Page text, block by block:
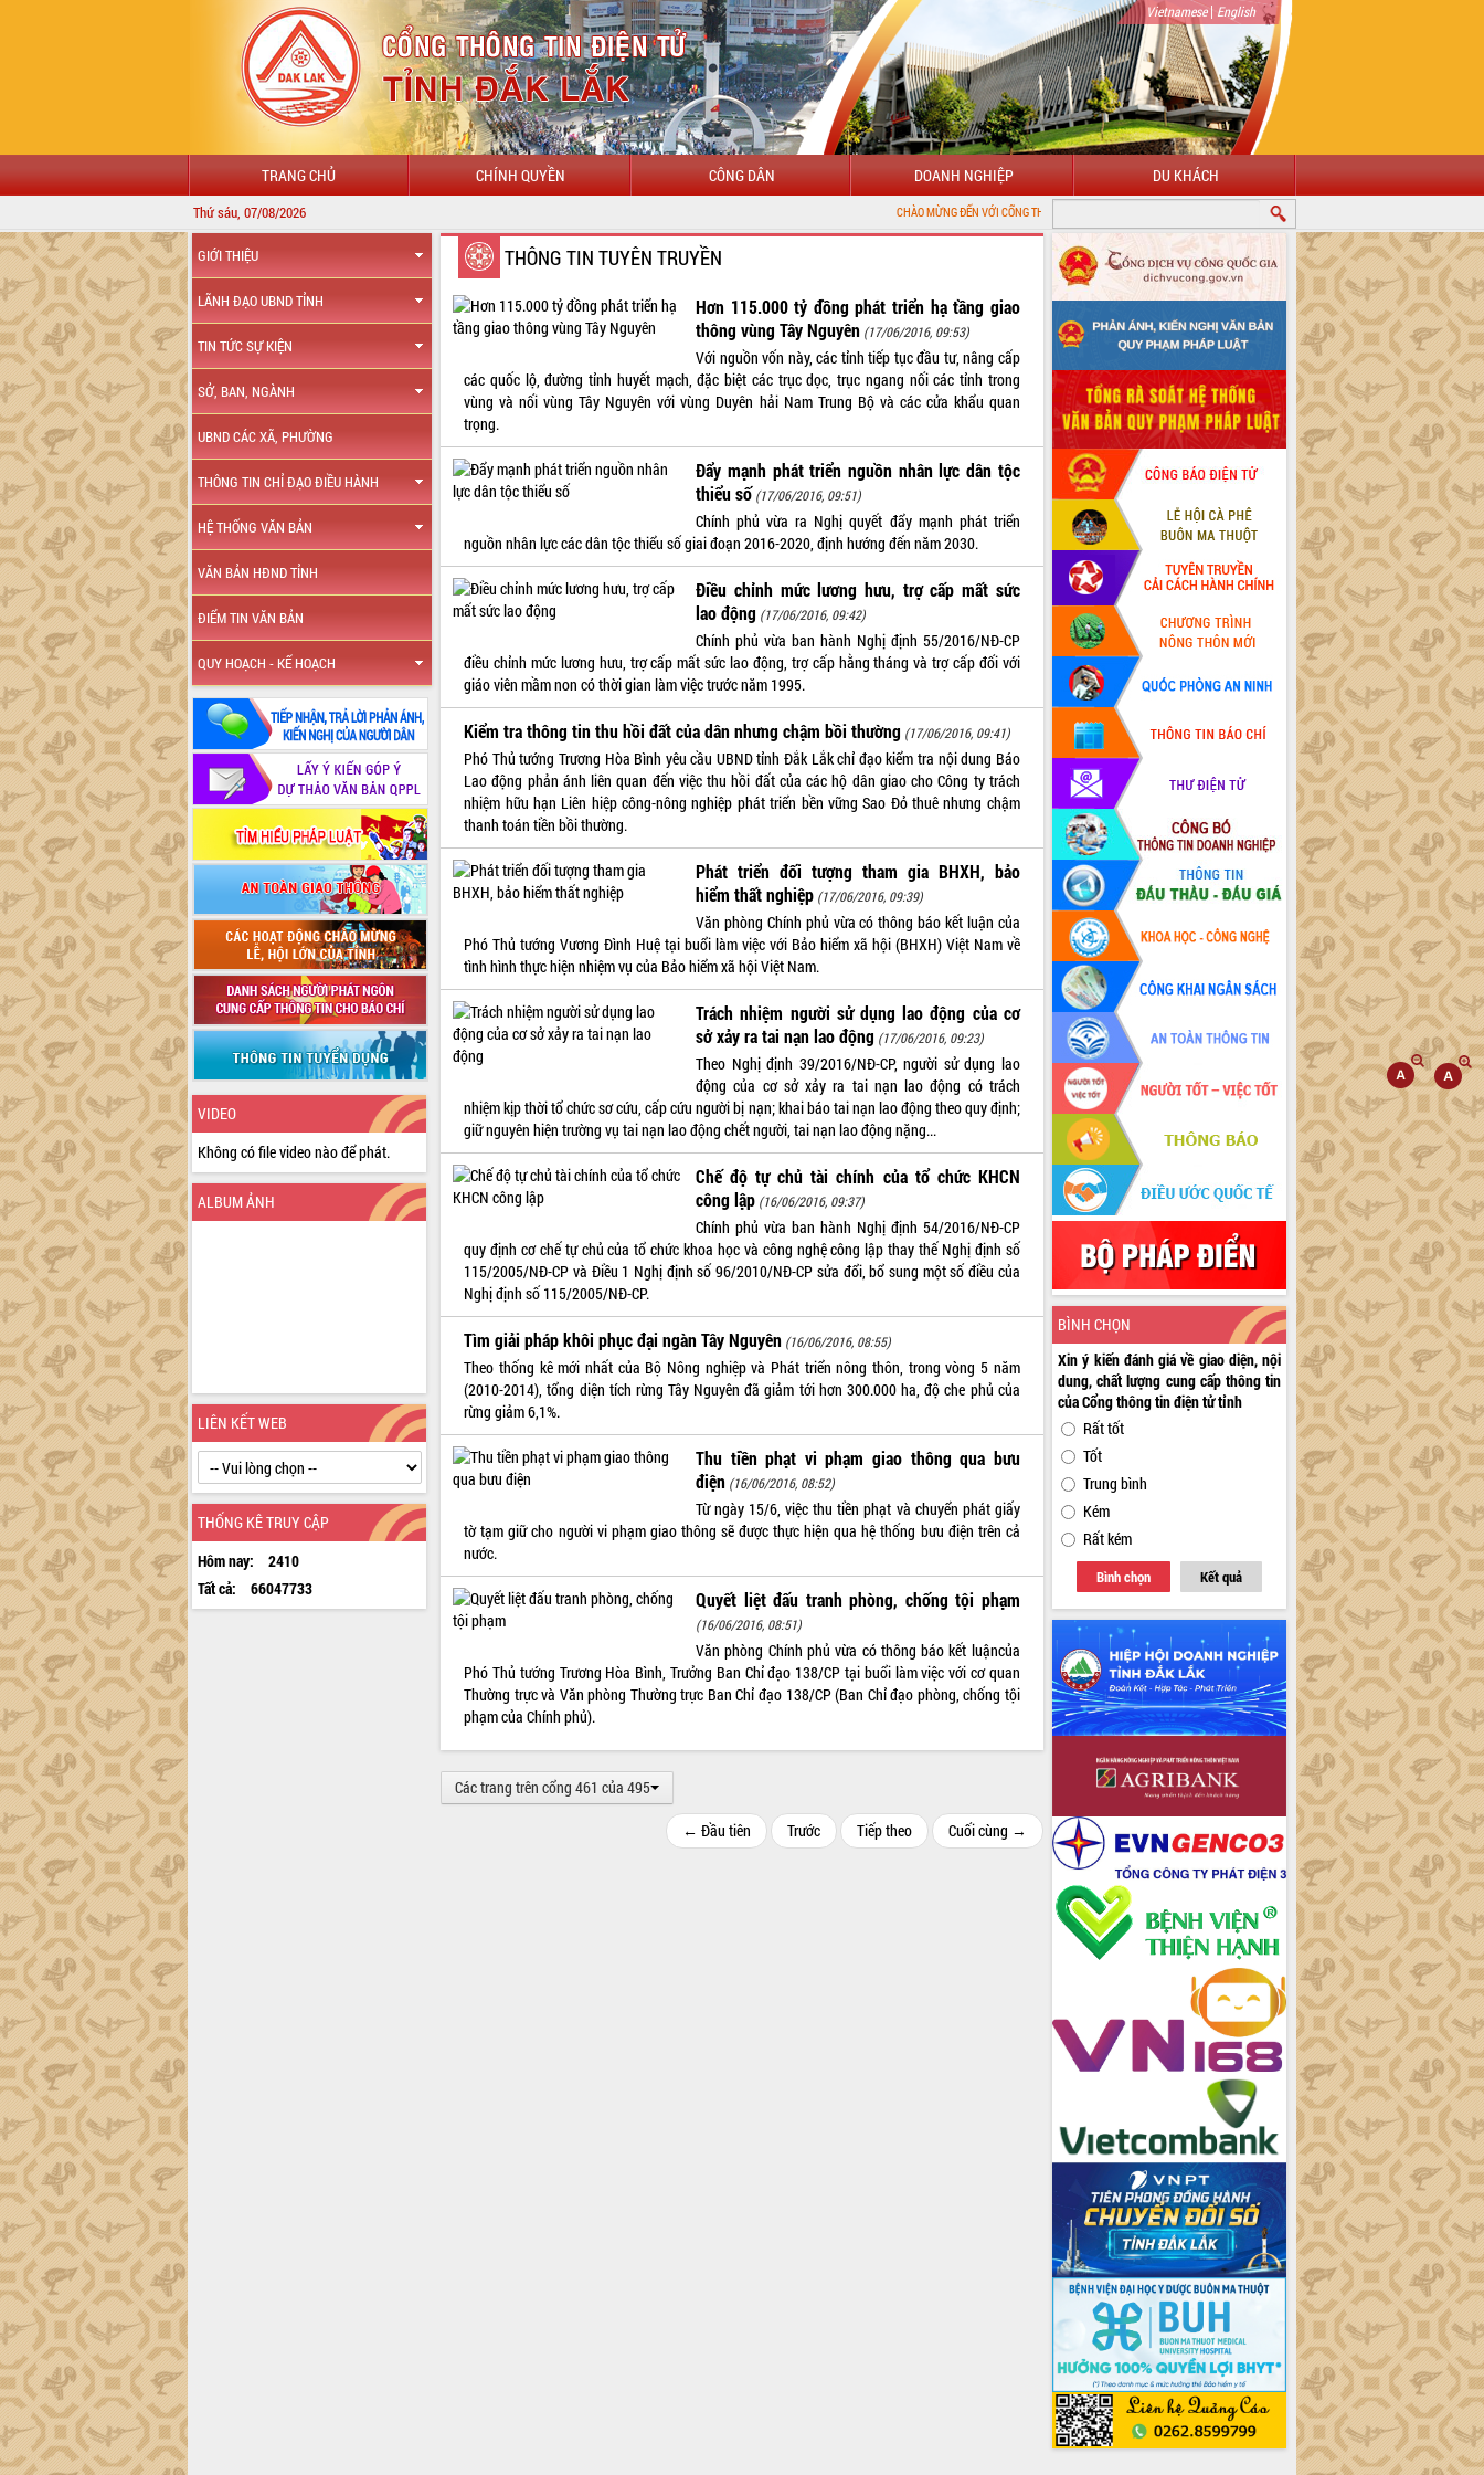
Vietnamese| English
TRANG CHỦ CHÍNH QUYỀN CÔNG DÂN DOANH NGHIỆP DU KHÁCH
Thứ sáu, 07/08/2026 CHÀO MỪNG ĐẾN VỚI CỔNG THÔNG TIN ĐIỆN TỬ TỈNH ĐẮK LẮK
GIỚI THIỆU
LÃNH ĐẠO UBND TỈNH
TIN TỨC SỰ KIỆN
SỞ, BAN, NGÀNH
UBND CÁC XÃ, PHƯỜNG
THÔNG TIN CHỈ ĐẠO ĐIỀU HÀNH
HỆ THỐNG VĂN BẢN
VĂN BẢN HĐND TỈNH
ĐIỂM TIN VĂN BẢN
QUY HOẠCH - KẾ HOẠCH
VIDEO
Không có file video nào để phát.
ALBUM ẢNH
LIÊN KẾT WEB
THỐNG KÊ TRUY CẬP
Hôm nay:
2410
Tất cả:
66047733
THÔNG TIN TUYÊN TRUYỀN
Hơn 115.000 tỷ đồng phát triển hạ tầng giao
thông vùng Tây Nguyên (17/06/2016, 09:53)
Với nguồn vốn này, các tỉnh tiếp tục đầu tư, nâng cấp
các quốc lộ, đường tỉnh huyết mạch, đặc biệt các trục dọc, trục ngang nối các tỉnh trong
vùng và nối vùng Tây Nguyên với vùng Duyên hải Nam Trung Bộ và các cửa khẩu quan
trọng.
Đẩy mạnh phát triển nguồn nhân lực dân tộc
thiểu số (17/06/2016, 09:51)
Chính phủ vừa ra Nghị quyết đẩy mạnh phát triển
nguồn nhân lực các dân tộc thiểu số giai đoạn 2016-2020, định hướng đến năm 2030.
Điều chỉnh mức lương hưu, trợ cấp mất sức
lao động (17/06/2016, 09:42)
Chính phủ vừa ban hành Nghị định 55/2016/NĐ-CP
điều chỉnh mức lương hưu, trợ cấp mất sức lao động, trợ cấp hằng tháng và trợ cấp đối với
giáo viên mầm non có thời gian làm việc trước năm 1995.
Kiểm tra thông tin thu hồi đất của dân nhưng chậm bồi thường (17/06/2016, 09:41)
Phó Thủ tướng Trương Hòa Bình yêu cầu UBND tỉnh Đắk Lắk chỉ đạo kiểm tra nội dung Báo
Lao động phản ánh liên quan đến việc thu hồi đất của các hộ dân giao cho Công ty trách
nhiệm hữu hạn Liên hiệp công-nông nghiệp phát triển bền vững Sao Đỏ thuê nhưng chậm
thanh toán tiền bồi thường.
Phát triển đối tượng tham gia BHXH, bảo
hiểm thất nghiệp (17/06/2016, 09:39)
Văn phòng Chính phủ vừa có thông báo kết luận của
Phó Thủ tướng Vương Đình Huệ tại buổi làm việc với Bảo hiểm xã hội (BHXH) Việt Nam về
tình hình thực hiện nhiệm vụ của Bảo hiểm xã hội Việt Nam.
Trách nhiệm người sử dụng lao động của cơ
sở xảy ra tai nạn lao động (17/06/2016, 09:23)
Theo Nghị định 39/2016/NĐ-CP, người sử dụng lao
động của cơ sở xảy ra tai nạn lao động có trách
nhiệm kịp thời tổ chức sơ cứu, cấp cứu người bị nạn; khai báo tai nạn lao động theo quy định;
giữ nguyên hiện trường vụ tai nạn lao động chết người, tai nạn lao động nặng...
Chế độ tự chủ tài chính của tổ chức KHCN
công lập (16/06/2016, 09:37)
Chính phủ vừa ban hành Nghị định 54/2016/NĐ-CP
quy định cơ chế tự chủ của tổ chức khoa học và công nghệ công lập thay thế Nghị định số
115/2005/NĐ-CP và Điều 1 Nghị định số 96/2010/NĐ-CP sửa đổi, bổ sung một số điều của
Nghị định số 115/2005/NĐ-CP.
Tìm giải pháp khôi phục đại ngàn Tây Nguyên (16/06/2016, 08:55)
Theo thống kê mới nhất của Bộ Nông nghiệp và Phát triển nông thôn, trong vòng 5 năm
(2010-2014), tổng diện tích rừng Tây Nguyên đã giảm tới hơn 300.000 ha, độ che phủ của
rừng giảm 6,1%.
Thu tiền phạt vi phạm giao thông qua bưu
điện (16/06/2016, 08:52)
Từ ngày 15/6, việc thu tiền phạt và chuyển phát giấy
tờ tạm giữ cho người vi phạm giao thông sẽ được thực hiện qua hệ thống bưu điện trên cả
nước.
Quyết liệt đấu tranh phòng, chống tội phạm
(16/06/2016, 08:51)
Văn phòng Chính phủ vừa có thông báo kết luậncủa
Phó Thủ tướng Trương Hòa Bình, Trưởng Ban Chỉ đạo 138/CP tại buổi làm việc với cơ quan
Thường trực và Văn phòng Thường trực Ban Chỉ đạo 138/CP (Ban Chỉ đạo phòng, chống tội
phạm của Chính phủ).
Các trang trên cổng 461 của 495
← Đầu tiên Trước Tiếp theo Cuối cùng →
BÌNH CHỌN
Xin ý kiến đánh giá về giao diện, nội
dung, chất lượng cung cấp thông tin
của Cổng thông tin điện tử tỉnh
Rất tốt
Tốt
Trung bình
Kém
Rất kém
Bình chọn Kết quả